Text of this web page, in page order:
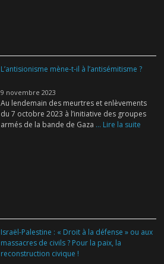
L’antisionisme mène-t-il à l’antisémitisme ?
9 novembre 2023
Au lendemain des meurtres et enlèvements
du 7 octobre 2023 à l’initiative des groupes
armés de la bande de Gaza ... Lire la suite
Israël-Palestine : « Droit à la défense » ou aux
massacres de civils ? Pour la paix, la
reconstruction civique !